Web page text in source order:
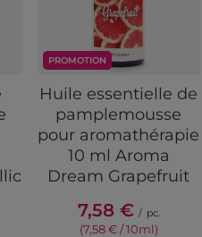
PROMOTION
Huile essentielle de
pamplemousse
pour aromathérapie
10 ml Aroma
Dream Grapefruit
7,58 € / pc.
(7,58 € / 10ml)